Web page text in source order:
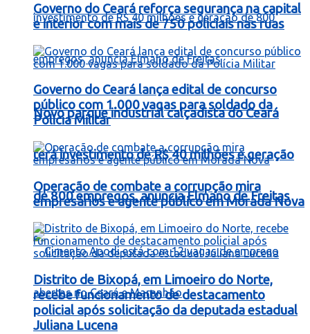
Novo parque industrial calçadista do Ceará
terá investimento de R$ 40 milhões e geração
de 800 empregos, anuncia Elmano de Freitas
Governo do Ceará reforça segurança na capital
e interior com mais de 750 policiais nas ruas
Governo do Ceará lança edital de concurso
público com 1.000 vagas para soldado da
Polícia Militar
Operação de combate a corrupção mira
empresários e agente público em Morada Nova
Distrito de Bixopá, em Limoeiro do Norte,
recebe funcionamento de destacamento
policial após solicitação da deputada estadual
Juliana Lucena